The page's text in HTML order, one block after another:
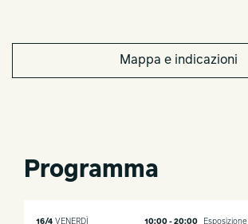
Mappa e indicazioni
Programma
16/4 VENERDÌ 10:00 - 20:00 Esposizione